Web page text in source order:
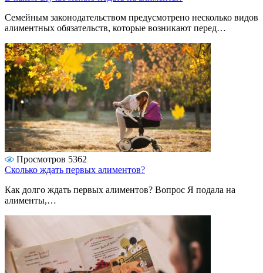
Семейным законодательством предусмотрено несколько видов
алиментных обязательств, которые возникают перед…
Просмотров 5362
Сколько ждать первых алиментов?
Как долго ждать первых алиментов? Вопрос Я подала на
алименты,…